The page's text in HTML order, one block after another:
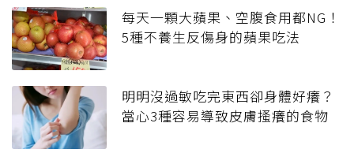
每天一顆大蘋果、空腹食用都NG！
5種不養生反傷身的蘋果吃法
明明沒過敏吃完東西卻身體好癢？
當心3種容易導致皮膚搔癢的食物